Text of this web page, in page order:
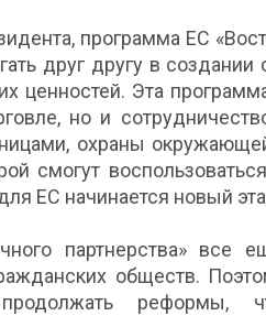
программа ЕС
друг другу в
ценностей. Эта
но и
охраны
смогут
ЕС начинается новый
партнерства» все
обществ.
продолжать